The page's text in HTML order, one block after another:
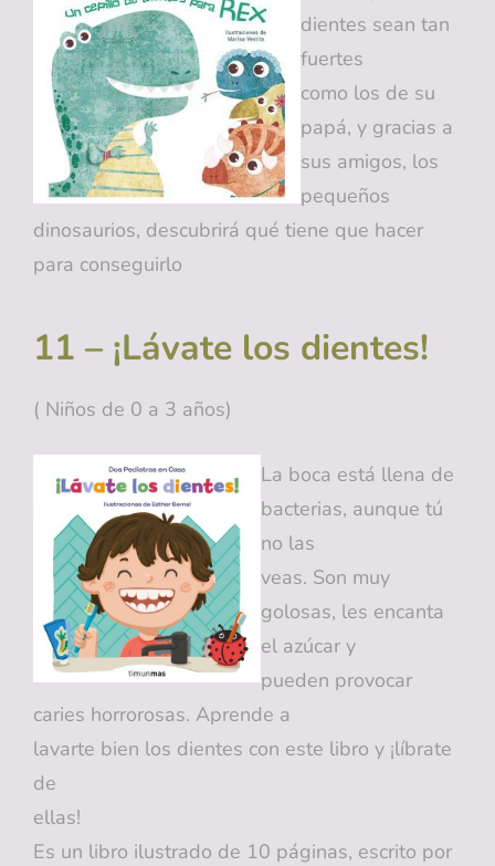
dientes sean tan
fuertes
como los de su
papá, y gracias a
sus amigos, los
pequeños
dinosaurios, descubrirá qué tiene que hacer
para conseguirlo
11 – ¡Lávate los dientes!
( Niños de 0 a 3 años)
La boca está llena de
bacterias, aunque tú
no las
veas. Son muy
golosas, les encanta
el azúcar y
pueden provocar
caries horrorosas. Aprende a
lavarte bien los dientes con este libro y ¡líbrate
de
ellas!
Es un libro ilustrado de 10 páginas, escrito por